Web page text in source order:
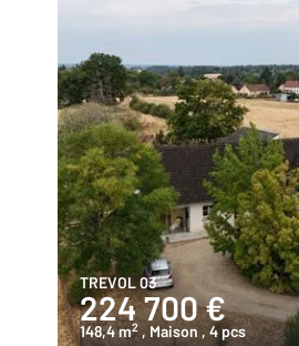
TREVOL 03
224 700 €
148,4 m2 , Maison , 4 pcs